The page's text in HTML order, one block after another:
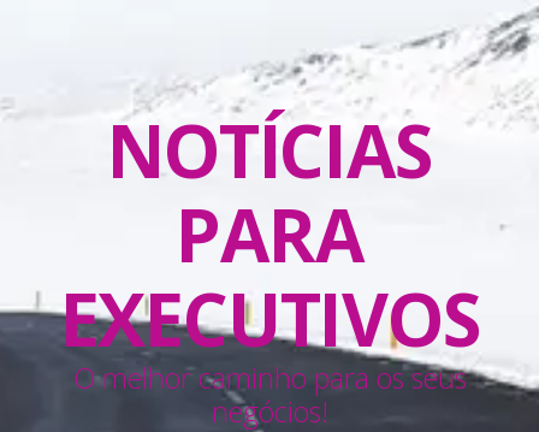
NOTÍCIAS
PARA
EXECUTIVOS
O melhor caminho para os seus
negócios!